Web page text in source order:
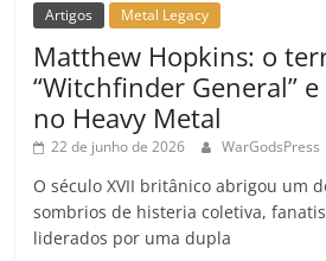
Artigos Metal Legacy
Matthew Hopkins: o
“Witchfinder General”
no Heavy Metal
22 de junho de 2026 WarGodsPress
O século XVII britânico abrigou um
sombrios de histeria coletiva,
liderados por uma dupla